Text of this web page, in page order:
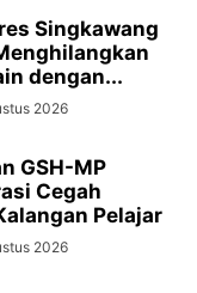
Singkawang
dengan...
2026
GSH-MP
Cegah
Pelajar
2026